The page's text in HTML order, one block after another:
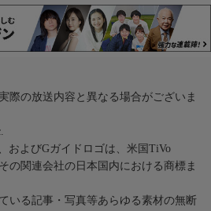
際の放送内容と異なる場合がございま
およびGガイドロゴは、米国TiVo
の関連会社の日本国内における商標ま
いる記事・写真等あらゆる素材の無断